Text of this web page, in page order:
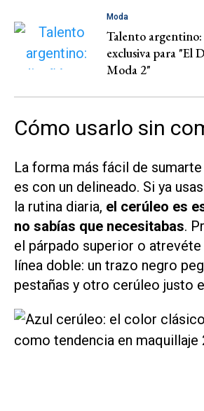
Moda
Talento
exclusiva para "El
Moda 2"
Cómo usarlo sin
La forma más fácil de
es con un delineado. Si ya
la rutina diaria, el cerúleo es
no sabías que necesitabas.
el párpado superior o atrevéte
línea doble: un trazo negro
pestañas y otro cerúleo justo